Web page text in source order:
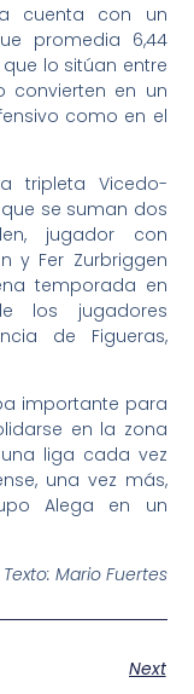
cuenta con un
promedia 6,44
lo sitúan entre
convierten en un
como en el
tripleta Vicedo-
se suman dos
jugador con
y Fer Zurbriggen
temporada en
los jugadores
de Figueras,
importante para
en la zona
liga cada vez
una vez más,
Alega en un
Mario Fuertes
Next